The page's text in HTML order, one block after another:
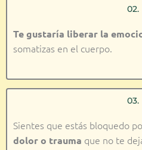
02.
Te gustaría liberar la
somatizas en el cuerpo.
03.
Sientes que estás bloquedo
dolor o trauma que no te